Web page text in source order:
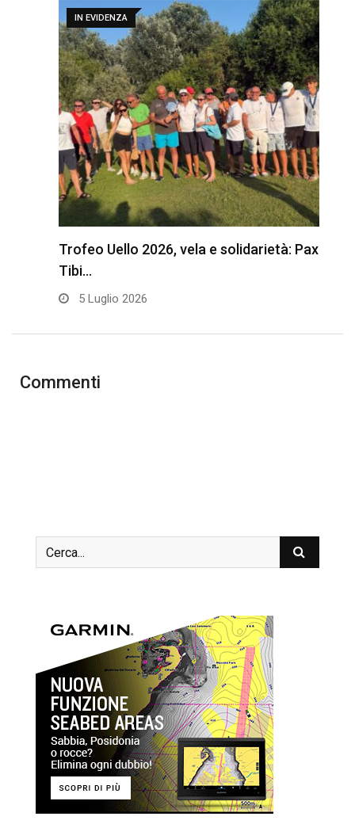
IN EVIDENZA
Trofeo Uello 2026, vela e solidarietà: Pax
Tibi…
5 Luglio 2026
Commenti